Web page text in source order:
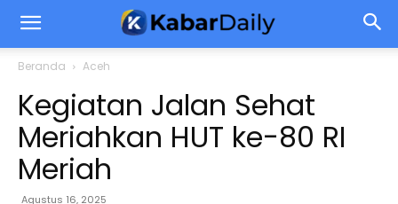
Beranda Aceh
Kegiatan Jalan Sehat
Meriahkan HUT ke-80 RI
Meriah
Agustus 16, 2025